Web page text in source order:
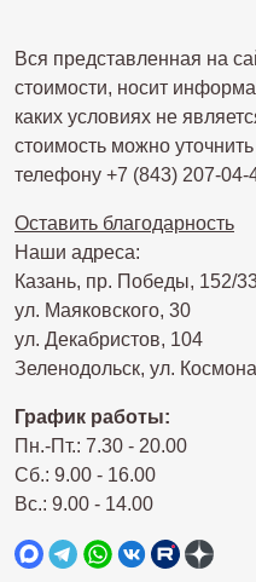
Вся представленная на
стоимости, носит
каких условиях не
стоимость можно
телефону +7 (843) 207-04-
Оставить благодарность
Наши адреса:
Казань, пр. Победы, 152/
ул. Маяковского, 30
ул. Декабристов, 104
Зеленодольск, ул.
График работы:
Пн.-Пт.: 7.30 - 20.00
Сб.: 9.00 - 16.00
Вс.: 9.00 - 14.00